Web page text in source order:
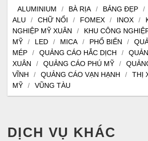
ALUMINIUM / BÀ RỊA / BẢNG ĐẸP /
ALU
/ CHỮ NỔI / FOMEX / INOX /
NGHIỆP MỸ XUÂN
/
KHU CÔNG
MỸ
/ LED / MICA / PHỔ BIẾN /
MÉP
/ QUẢNG CÁO HẮC DỊCH /
XUÂN
/ QUẢNG CÁO PHÚ MỸ /
VĨNH
/ QUẢNG CÁO VẠN HẠNH /
THỊ
MỸ
/ VŨNG TÀU
DỊCH VỤ KHÁC